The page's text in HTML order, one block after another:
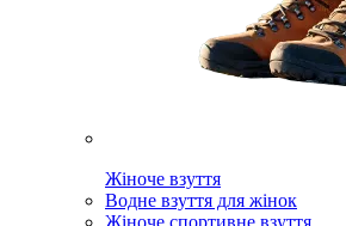
Жіноче взуття
Водне взуття для жінок
Жіноче спортивне взуття